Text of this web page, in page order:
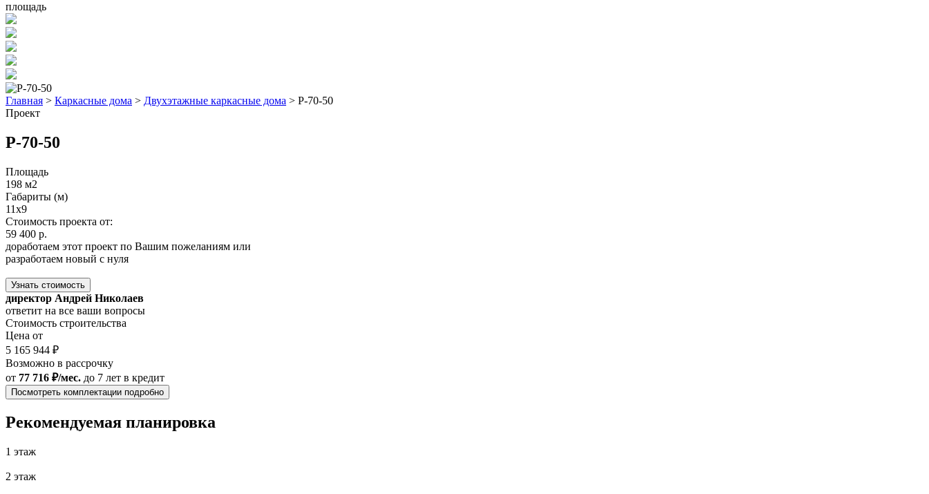
площадь
Главная > Каркасные дома > Двухэтажные каркасные дома > Р-70-50
Проект
Р-70-50
Площадь
198 м2
Габариты (м)
11x9
Стоимость проекта от:
59 400 р.
доработаем этот проект по Вашим пожеланиям или
разработаем новый с нуля
Узнать стоимость
директор Андрей Николаев
ответит на все ваши вопросы
Стоимость строительства
Цена от
5 165 944 ₽
Возможно в рассрочку
от 77 716 ₽/мес. до 7 лет в кредит
Посмотреть комплектации подробно
Рекомендуемая планировка
1 этаж
2 этаж